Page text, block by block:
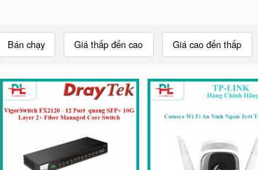
Bán chạy Giá thấp đến cao Giá cao đến thấp